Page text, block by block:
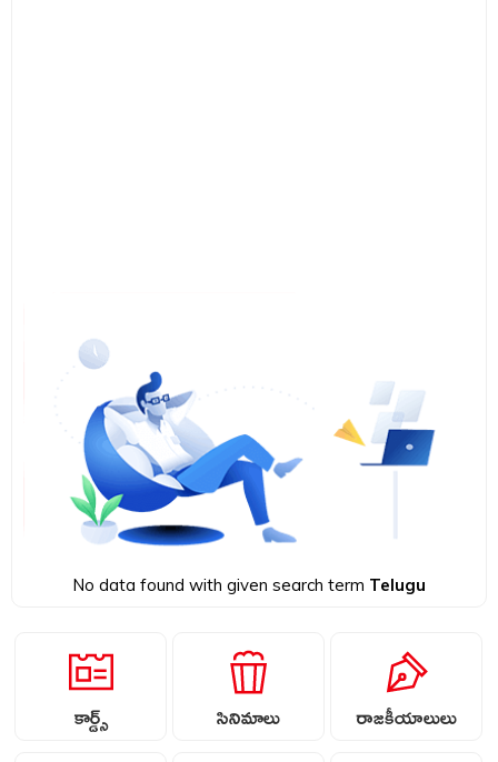
No data found with given search term Telugu
కార్డ్స్ సినిమాలు రాజకీయాలులు